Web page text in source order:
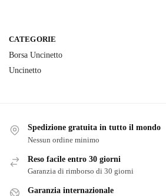
CATEGORIE
Borsa Uncinetto
Uncinetto
Spedizione gratuita in tutto il mondo
Nessun ordine minimo
Reso facile entro 30 giorni
Garanzia di rimborso di 30 giorni
Garanzia internazionale